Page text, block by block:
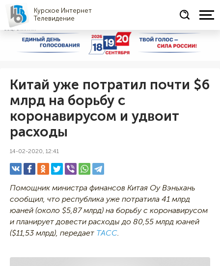
Курское Интернет
Телевидение
СОЦРЕКЛАМА
Китай уже потратил почти $6
млрд на борьбу с
коронавирусом и удвоит
расходы
14-02-2020, 12:41
Помощник министра финансов Китая Оу Вэньхань
сообщил, что республика уже потратила 41 млрд
юаней (около $5,87 млрд) на борьбу с коронавирусом
и планирует довести расходы до 80,55 млрд юаней
($11,53 млрд), передает ТАСС